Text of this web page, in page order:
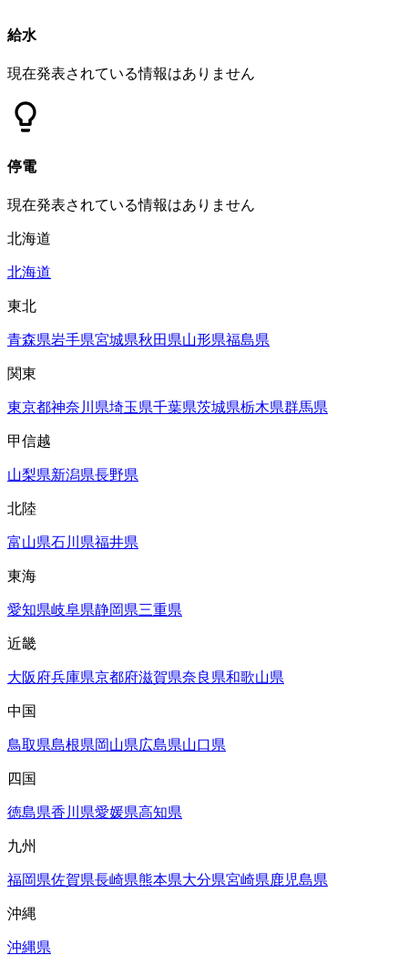
給水
現在発表されている情報はありません
停電
現在発表されている情報はありません
北海道
北海道
東北
青森県岩手県宮城県秋田県山形県福島県
関東
東京都神奈川県埼玉県千葉県茨城県栃木県群馬県
甲信越
山梨県新潟県長野県
北陸
富山県石川県福井県
東海
愛知県岐阜県静岡県三重県
近畿
大阪府兵庫県京都府滋賀県奈良県和歌山県
中国
鳥取県島根県岡山県広島県山口県
四国
徳島県香川県愛媛県高知県
九州
福岡県佐賀県長崎県熊本県大分県宮崎県鹿児島県
沖縄
沖縄県